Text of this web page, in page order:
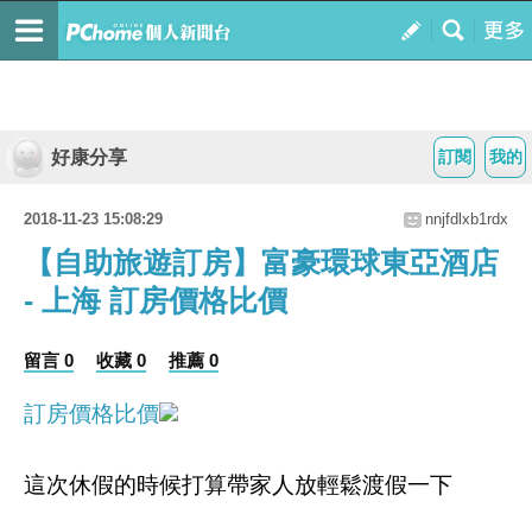
我的
訂閱
好康分享
2018-11-23 15:08:29 nnjfdlxb1rdx
【自助旅遊訂房】富豪環球東亞酒店
- 上海 訂房價格比價
留言 0 收藏 0 推薦 0
訂房價格比價
這次休假的時候打算帶家人放輕鬆渡假一下